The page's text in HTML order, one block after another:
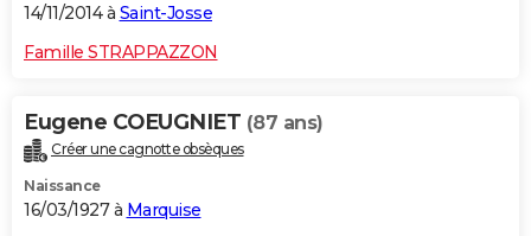
14/11/2014 à Saint-Josse
Famille STRAPPAZZON
Eugene COEUGNIET (87 ans)
Créer une cagnotte obsèques
Naissance
16/03/1927 à Marquise